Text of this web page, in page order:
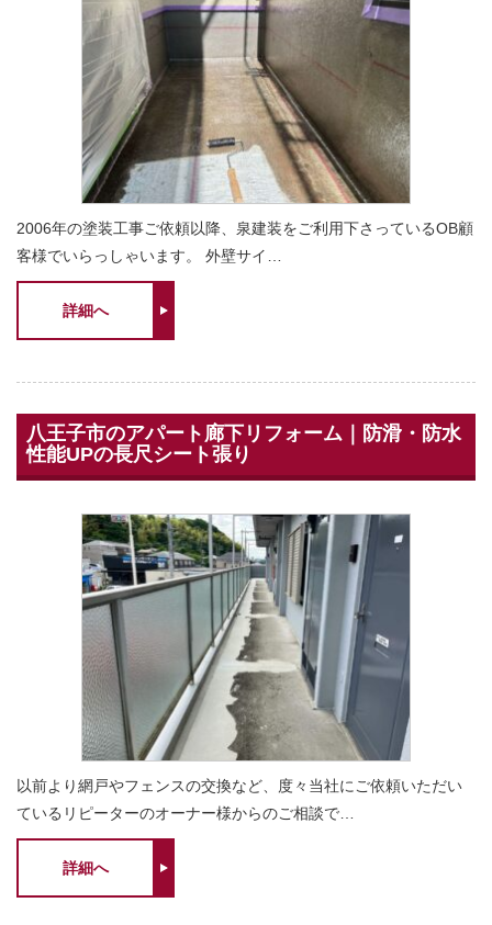
2006年の塗装工事ご依頼以降、泉建装をご利用下さっているOB顧
客様でいらっしゃいます。 外壁サイ…
詳細へ
八王子市のアパート廊下リフォーム｜防滑・防水
性能UPの長尺シート張り
以前より網戸やフェンスの交換など、度々当社にご依頼いただい
ているリピーターのオーナー様からのご相談で…
詳細へ